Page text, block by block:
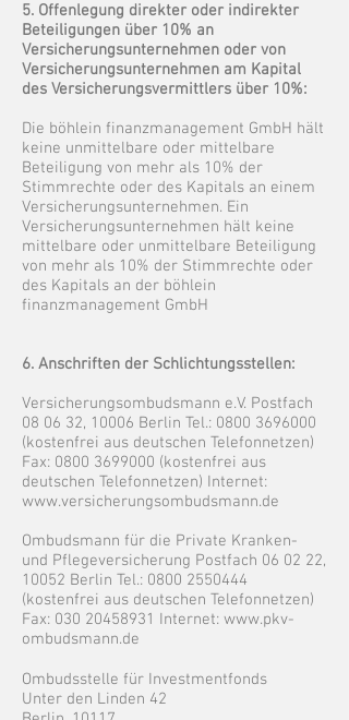
5. Offenlegung direkter oder indirekter
Beteiligungen über 10% an
Versicherungsunternehmen oder von
Versicherungsunternehmen am Kapital
des Versicherungsvermittlers über 10%:
Die böhlein finanzmanagement GmbH hält
keine unmittelbare oder mittelbare
Beteiligung von mehr als 10% der
Stimmrechte oder des Kapitals an einem
Versicherungsunternehmen. Ein
Versicherungsunternehmen hält keine
mittelbare oder unmittelbare Beteiligung
von mehr als 10% der Stimmrechte oder
des Kapitals an der böhlein
finanzmanagement GmbH
6. Anschriften der Schlichtungsstellen:
Versicherungsombudsmann e.V. Postfach
08 06 32, 10006 Berlin Tel.: 0800 3696000
(kostenfrei aus deutschen Telefonnetzen)
Fax: 0800 3699000 (kostenfrei aus
deutschen Telefonnetzen) Internet:
www.versicherungsombudsmann.de
Ombudsmann für die Private Kranken-
und Pflegeversicherung Postfach 06 02 22,
10052 Berlin Tel.: 0800 2550444
(kostenfrei aus deutschen Telefonnetzen)
Fax: 030 20458931 Internet: www.pkv-
ombudsmann.de
Ombudsstelle für Investmentfonds
Unter den Linden 42